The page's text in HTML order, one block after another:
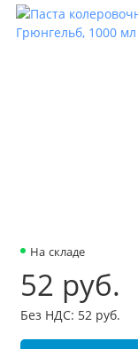
На складе
52 руб.
Без НДС: 52 руб.